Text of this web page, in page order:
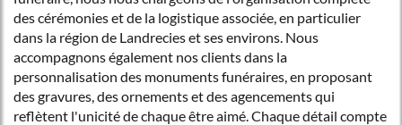
des cérémonies et de la logistique associée, en particulier
dans la région de Landrecies et ses environs. Nous
accompagnons également nos clients dans la
personnalisation des monuments funéraires, en proposant
des gravures, des ornements et des agencements qui
reflètent l'unicité de chaque être aimé. Chaque détail compte